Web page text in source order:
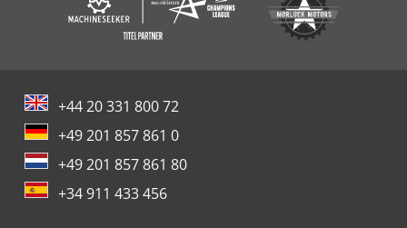
+44 20 331 800 72
+49 201 857 861 0
+49 201 857 861 80
+34 911 433 456